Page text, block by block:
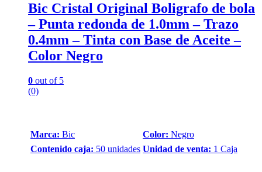
Bic Cristal Original Boligrafo de bola
– Punta redonda de 1.0mm – Trazo
0.4mm – Tinta con Base de Aceite –
Color Negro
0 out of 5
(0)
Marca: Bic Color: Negro
Contenido caja: 50 unidades Unidad de venta: 1 Caja